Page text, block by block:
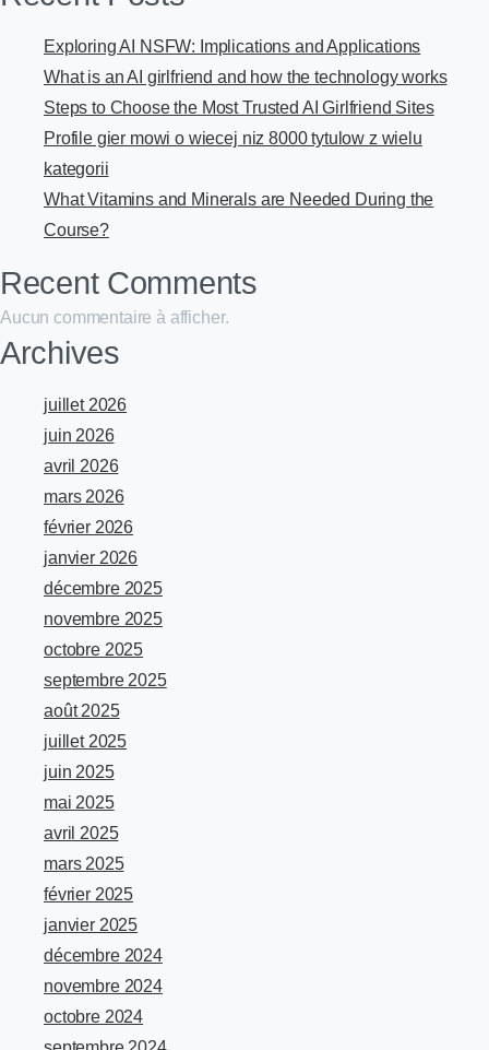
Exploring AI NSFW: Implications and Applications
What is an AI girlfriend and how the technology works
Steps to Choose the Most Trusted AI Girlfriend Sites
Profile gier mowi o wiecej niz 8000 tytulow z wielu
kategorii
What Vitamins and Minerals are Needed During the
Course?
Recent Comments
Aucun commentaire à afficher.
Archives
juillet 2026
juin 2026
avril 2026
mars 2026
février 2026
janvier 2026
décembre 2025
novembre 2025
octobre 2025
septembre 2025
août 2025
juillet 2025
juin 2025
mai 2025
avril 2025
mars 2025
février 2025
janvier 2025
décembre 2024
novembre 2024
octobre 2024